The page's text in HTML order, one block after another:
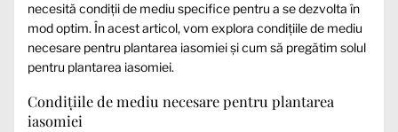
necesită condiții de mediu specifice pentru a se dezvolta în
mod optim. În acest articol, vom explora condițiile de mediu
necesare pentru plantarea iasomiei și cum să pregătim solul
pentru plantarea iasomiei.
Condițiile de mediu necesare pentru plantarea
iasomiei